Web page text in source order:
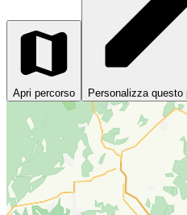
Apri percorso Personalizza questo